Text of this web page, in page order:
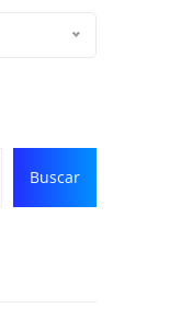
Buscar